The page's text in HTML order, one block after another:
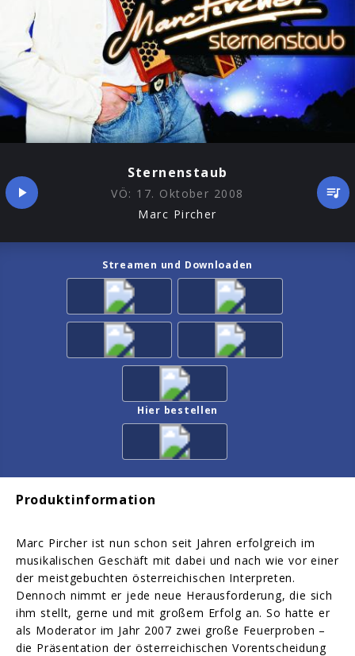
Sternenstaub
VÖ: 17. Oktober 2008
Marc Pircher
Streamen und Downloaden
Hier bestellen
Produktinformation
Marc Pircher ist nun schon seit Jahren erfolgreich im
musikalischen Geschäft mit dabei und nach wie vor einer
der meistgebuchten österreichischen Interpreten.
Dennoch nimmt er jede neue Herausforderung, die sich
ihm stellt, gerne und mit großem Erfolg an. So hatte er
als Moderator im Jahr 2007 zwei große Feuerproben –
die Präsentation der österreichischen Vorentscheidung